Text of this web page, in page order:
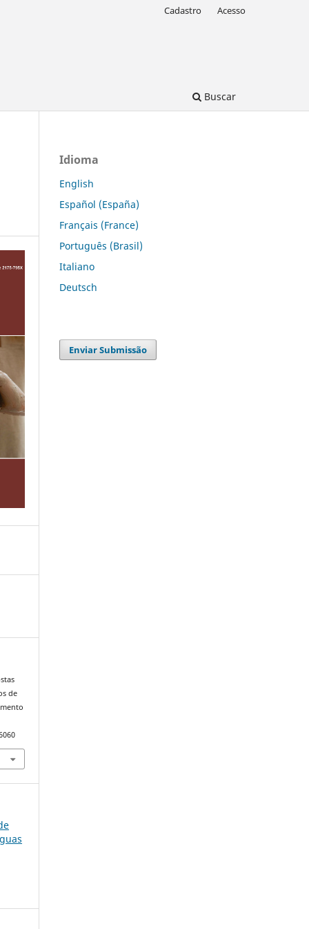
Buscar
Cadastro Acesso
de
Idioma
English
Español (España)
Français (France)
Português (Brasil)
Italiano
Deutsch
Enviar Submissão